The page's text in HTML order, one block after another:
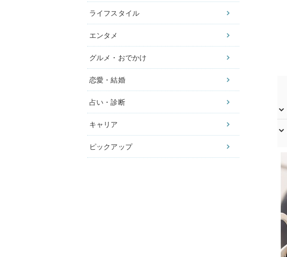
ライフスタイル
エンタメ
グルメ・おでかけ
恋愛・結婚
占い・診断
キャリア
ピックアップ